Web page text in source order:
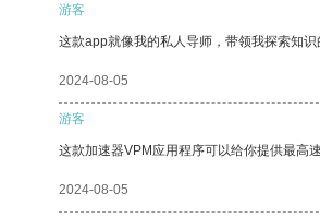
游客
这款app就像我的私人导师，带领我探索知识
2024-08-05
游客
这款加速器VPM应用程序可以给你提供最高
2024-08-05